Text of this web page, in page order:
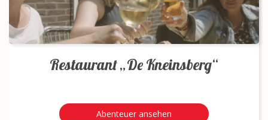
Restaurant „De Kneinsberg“
Abenteuer ansehen